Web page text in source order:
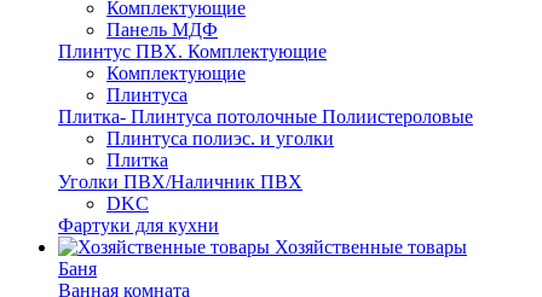
Комплектующие
Панель МДФ
Плинтус ПВХ. Комплектующие
Комплектующие
Плинтуса
Плитка- Плинтуса потолочные Полиистероловые
Плинтуса полиэс. и уголки
Плитка
Уголки ПВХ/Наличник ПВХ
DKC
Фартуки для кухни
Хозяйственные товары
Баня
Ванная комната